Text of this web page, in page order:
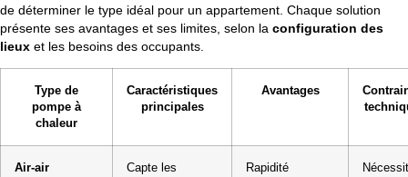
de déterminer le type idéal pour un appartement. Chaque solution
présente ses avantages et ses limites, selon la configuration des
lieux et les besoins des occupants.
Type de
pompe à
chaleur
Caractéristiques
principales
Avantages
Air-air
Capte les
Rapidité